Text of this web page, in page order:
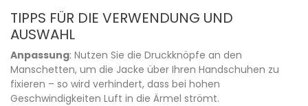
TIPPS FÜR DIE VERWENDUNG UND
AUSWAHL
Anpassung: Nutzen Sie die Druckknöpfe an den
Manschetten, um die Jacke über Ihren Handschuhen zu
fixieren – so wird verhindert, dass bei hohen
Geschwindigkeiten Luft in die Ärmel strömt.